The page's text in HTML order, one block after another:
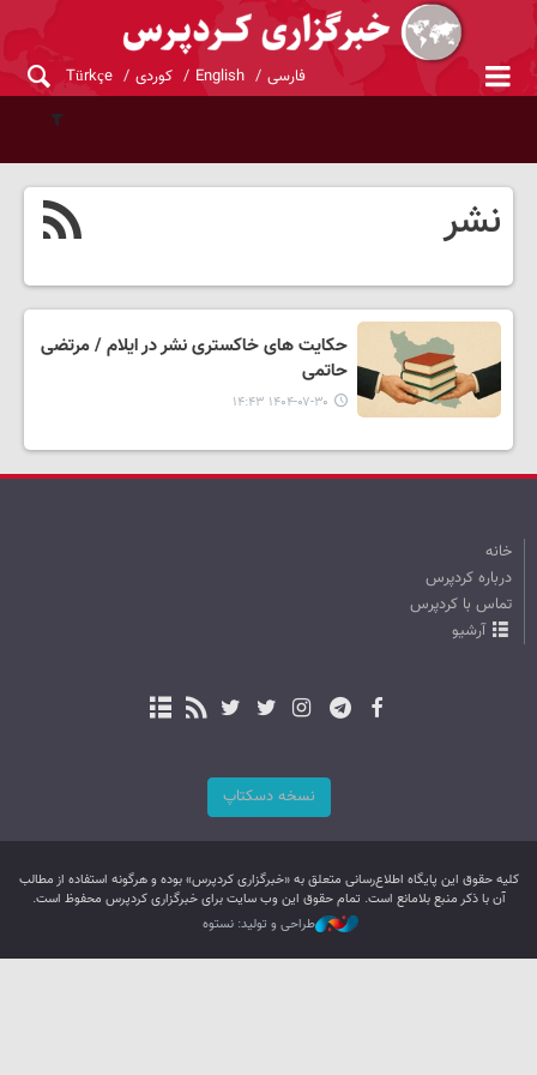
فارسی English کوردی Türkçe
نشر
حکایت های خاکستری نشر در ایلام / مرتضی
حاتمی
۱۴۰۴-۰۷-۳۰ ۱۴:۴۳
خانه
درباره کردپرس
تماس با کردپرس
آرشیو
نسخه دسکتاپ
کليه حقوق اين پایگاه اطلاع‌رسانی متعلق به «خبرگزاری کردپرس» بوده و هرگونه استفاده از مطالب
آن با ذکر منبع بلامانع است. تمام حقوق این وب سایت برای خبرگزاری کردپرس محفوظ است.
طراحی و تولید: نستوه